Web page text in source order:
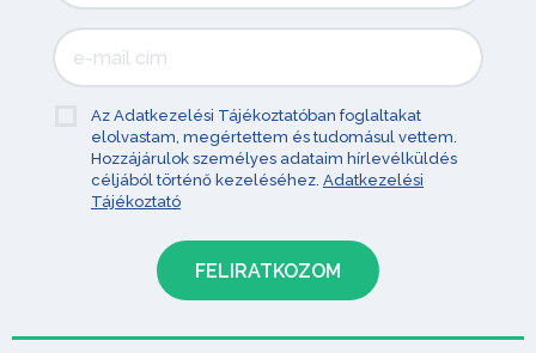
Az Adatkezelési Tájékoztatóban foglaltakat
elolvastam, megértettem és tudomásul vettem.
Hozzájárulok személyes adataim hírlevélküldés
céljából történő kezeléséhez. Adatkezelési
Tájékoztató